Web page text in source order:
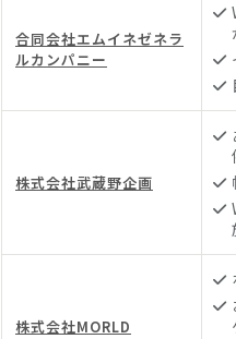
合同会社エムイネゼネラ
ルカンパニー
株式会社武蔵野企画
株式会社MORLD